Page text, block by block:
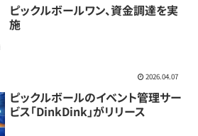
ピックルボールワン、資金調達を実
施
2026.04.07
ピックルボールのイベント管理サー
ビス「DinkDink」がリリース